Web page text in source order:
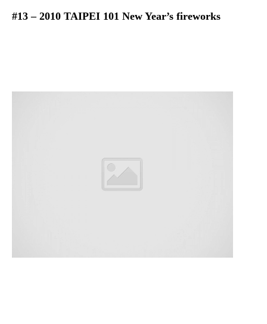
#13 – 2010 TAIPEI 101 New Year’s fireworks